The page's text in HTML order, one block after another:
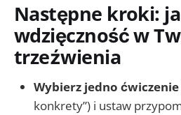
Następne kroki:
wdzięczność w
trzeźwienia
Wybierz jedno ćwiczenie
konkrety”) i ustaw